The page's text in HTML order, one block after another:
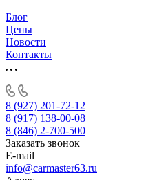
Блог
Цены
Новости
Контакты
8 (927) 201-72-12
8 (917) 138-00-08
8 (846) 2-700-500
Заказать звонок
E-mail
info@carmaster63.ru